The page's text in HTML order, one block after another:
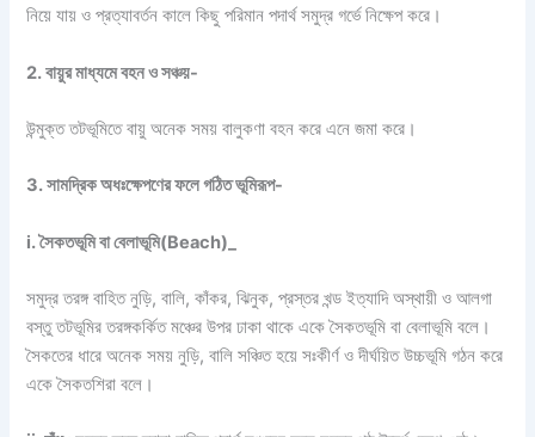
নিয়ে যায় ও প্রত্যাবর্তন কালে কিছু পরিমান পদার্থ সমুদ্র গর্ভে নিক্ষেপ করে।
2. বায়ুর মাধ্যমে বহন ও সঞ্চয়-
উন্মুক্ত তটভূমিতে বায়ু অনেক সময় বালুকণা বহন করে এনে জমা করে।
3. সামদ্রিক অধঃক্ষেপণের ফলে গঠিত ভূমিরূপ-
i. সৈকতভূমি বা বেলাভূমি(Beach)_
সমুদ্র তরঙ্গ বাহিত নুড়ি, বালি, কাঁকর, ঝিনুক, প্রস্তর খন্ড ইত্যাদি অস্থায়ী ও আলগা
বস্তু তটভূমির তরঙ্গকর্কিত মঞ্চের উপর ঢাকা থাকে একে সৈকতভূমি বা বেলাভূমি বলে।
সৈকতের ধারে অনেক সময় নুড়ি, বালি সঞ্চিত হয়ে সঃকীর্ণ ও দীর্ঘয়িত উচ্চভূমি গঠন করে
একে সৈকতশিরা বলে।